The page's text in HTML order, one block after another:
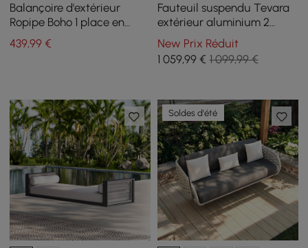
Balançoire d'extérieur
Ropipe Boho 1 place en
corde tressée kaki avec
coussin blanc
439,99 €
Fauteuil suspendu Tevara
extérieur aluminium 2
places
New Prix Réduit
1 059,99€ 1 099,99 €
Soldes d'été